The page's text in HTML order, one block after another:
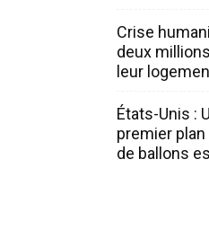
Crise
deux
leur
États-Unis :
premier
de ballons